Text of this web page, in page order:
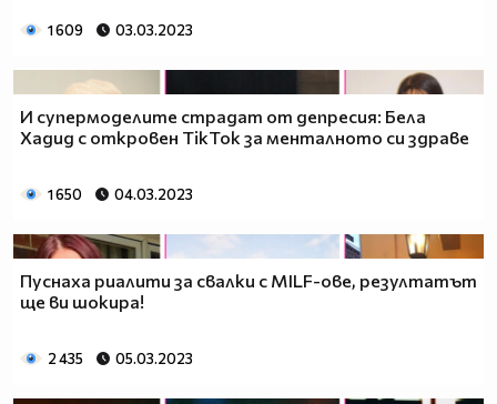
1 609 03.03.2023
И супермоделите страдат от депресия: Бела
Хадид с откровен TikTok за менталното си здраве
1 650 04.03.2023
Пуснаха риалити за свалки с MILF-ове, резултатът
ще ви шокира!
2 435 05.03.2023